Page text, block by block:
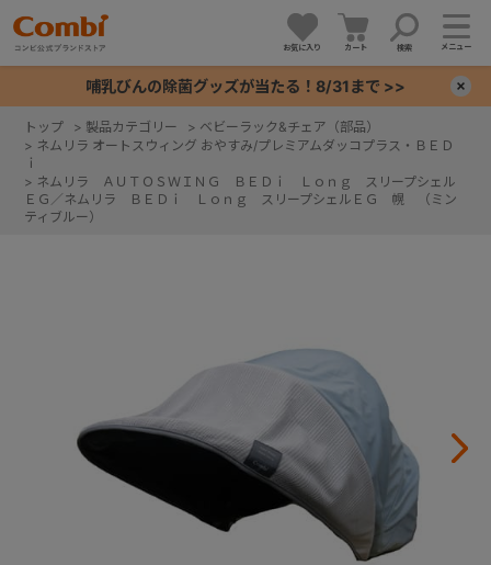
お気に入り カート 検索 メニュー
哺乳びんの除菌グッズが当たる！8/31まで >>
トップ > 製品カテゴリー > ベビーラック&チェア（部品）
> ネムリラ オートスウィング おやすみ/プレミアムダッコプラス・ＢＥＤ
ｉ
> ネムリラ ＡＵＴＯＳＷＩＮＧ ＢＥＤｉ Ｌｏｎｇ スリープシェル
ＥＧ／ネムリラ ＢＥＤｉ Ｌｏｎｇ スリープシェルＥＧ 幌 （ミン
ティブルー）